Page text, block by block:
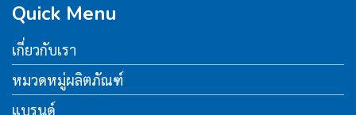
Quick Menu
เกี่ยวกับเรา
หมวดหมู่ผลิตภัณฑ์
แบรนด์